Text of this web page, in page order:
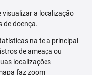
visualizar a localização
de doença.
na tela principal
de ameaça ou
localizações
faz zoom